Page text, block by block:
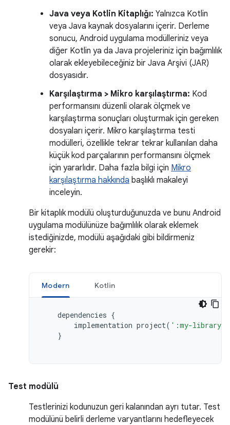
Java veya Kotlin Kitaplığı: Yalnızca Kotlin
veya Java kaynak dosyalarını içerir. Derleme
sonucu, Android uygulama modülleriniz veya
diğer Kotlin ya da Java projeleriniz için bağımlılık
olarak ekleyebileceğiniz bir Java Arşivi (JAR)
dosyasıdır.
Karşılaştırma > Mikro karşılaştırma: Kod
performansını düzenli olarak ölçmek ve
karşılaştırma sonuçları oluşturmak için gereken
dosyaları içerir. Mikro karşılaştırma testi
modülleri, özellikle tekrar tekrar kullanılan daha
küçük kod parçalarının performansını ölçmek
için yararlıdır. Daha fazla bilgi için Mikro
karşılaştırma hakkında başlıklı makaleyi
inceleyin.
Bir kitaplık modülü oluşturduğunuzda ve bunu Android
uygulama modülünüze bağımlılık olarak eklemek
istediğinizde, modülü aşağıdaki gibi bildirmeniz
gerekir:
Modern Kotlin
dependencies {
implementation project( ':my-library-
}
Test modülü
Testlerinizi kodunuzun geri kalanından ayrı tutar. Test
modülünü belirli derleme varyantlarını hedefleyecek